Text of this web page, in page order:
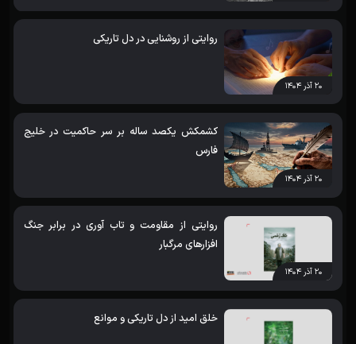
۲۰ آذر ۱۴۰۴
روایتی از روشنایی در دل تاریکی
۲۰ آذر ۱۴۰۴
کشمکش یکصد ساله بر سر حاکمیت در خلیج
فارس
۲۰ آذر ۱۴۰۴
روایتی از مقاومت و تاب آوری در برابر جنگ
افزارهای مرگبار
خلق امید از دل تاریکی و موانع